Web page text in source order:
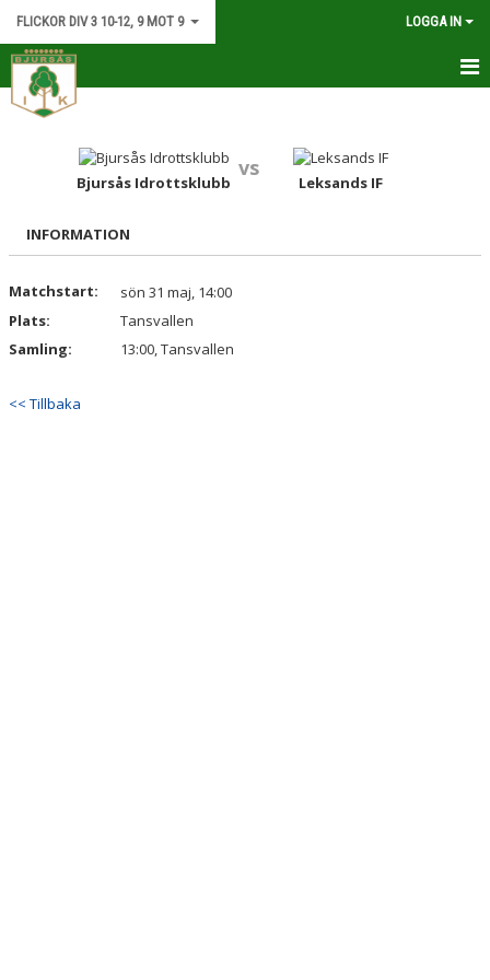
FLICKOR DIV 3 10-12, 9 MOT 9 LOGGA IN
HEM
MATCHER
TRUPPEN
DOKUMENT
Bjursås Idrottsklubb
vs
Leksands IF
INFORMATION
Matchstart:
sön 31 maj, 14:00
Plats:
Tansvallen
Samling:
13:00, Tansvallen
<< Tillbaka